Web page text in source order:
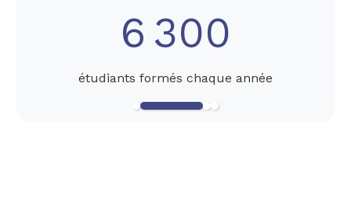
6 300
étudiants formés chaque année